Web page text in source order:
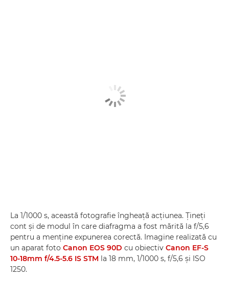
La 1/1000 s, această fotografie îngheaţă acţiunea. Ţineţi
cont şi de modul în care diafragma a fost mărită la f/5,6
pentru a menţine expunerea corectă. Imagine realizată cu
un aparat foto Canon EOS 90D cu obiectiv Canon EF-S
10-18mm f/4.5-5.6 IS STM la 18 mm, 1/1000 s, f/5,6 şi ISO
1250.